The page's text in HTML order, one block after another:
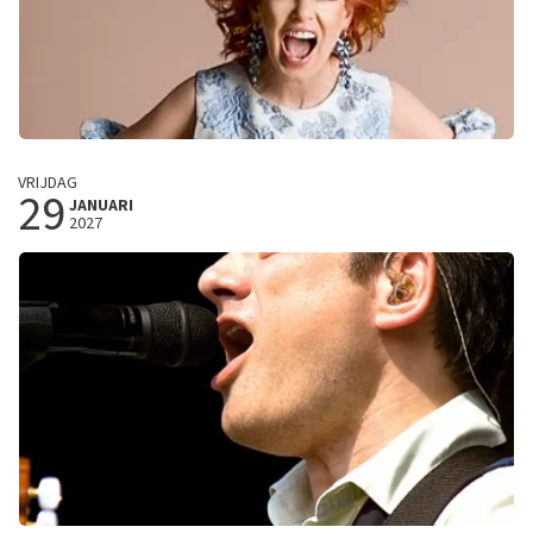
Els de Schepper
(B)Engel
Trixxo Theater
Hasselt, Belgie
KOOP TICKETS
VRIJDAG
29 JANUARI
2027